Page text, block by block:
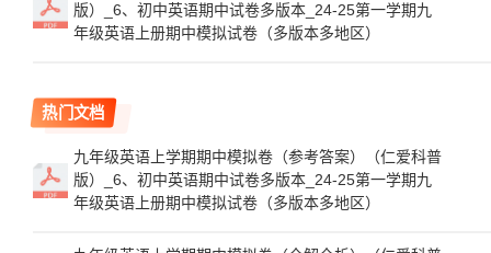
版）_6、初中英语期中试卷多版本_24-25第一学期九
年级英语上册期中模拟试卷（多版本多地区）
热门文档
九年级英语上学期期中模拟卷（参考答案）（仁爱科普
版）_6、初中英语期中试卷多版本_24-25第一学期九
年级英语上册期中模拟试卷（多版本多地区）